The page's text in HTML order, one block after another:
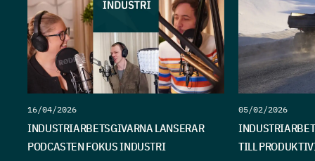
16/04/2026
INDUSTRIARBETSGIVARNA LANSERAR
PODCASTEN FOKUS INDUSTRI
05/02/2026
TILL